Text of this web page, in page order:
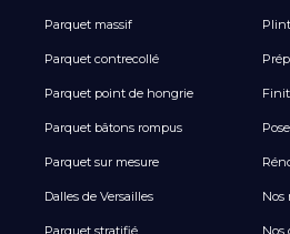
Parquet massif
Parquet contrecollé
Parquet point de hongrie
Parquet bâtons rompus
Parquet sur mesure
Dalles de Versailles
Parquet stratifié
Nos
Nos